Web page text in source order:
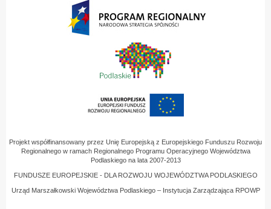
Projekt współfinansowany przez Unię Europejską z Europejskiego Funduszu Rozwoju
Regionalnego w ramach Regionalnego Programu Operacyjnego Województwa
Podlaskiego na lata 2007-2013
FUNDUSZE EUROPEJSKIE - DLA ROZWOJU WOJEWÓDZTWA PODLASKIEGO
Urząd Marszałkowski Województwa Podlaskiego – Instytucja Zarządzająca RPOWP